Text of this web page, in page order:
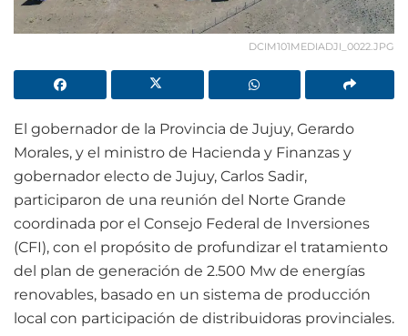
DCIM101MEDIADJI_0022.JPG
El gobernador de la Provincia de Jujuy, Gerardo
Morales, y el ministro de Hacienda y Finanzas y
gobernador electo de Jujuy, Carlos Sadir,
participaron de una reunión del Norte Grande
coordinada por el Consejo Federal de Inversiones
(CFI), con el propósito de profundizar el tratamiento
del plan de generación de 2.500 Mw de energías
renovables, basado en un sistema de producción
local con participación de distribuidoras provinciales.